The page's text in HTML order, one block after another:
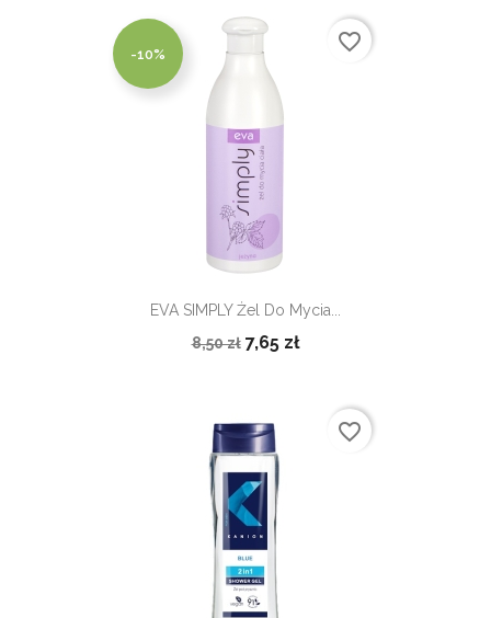
EVA SIMPLY Żel Do Mycia...
8,50 zł 7,65 zł
-10% favorite_border
favorite_border